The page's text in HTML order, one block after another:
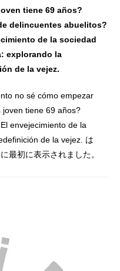
tiene 69 años?
delincuentes abuelitos?
de la sociedad
explorando la
de la vejez.
no sé cómo empezar
tiene 69 años?
envejecimiento de la
de la vejez. は
最初に表示されました。